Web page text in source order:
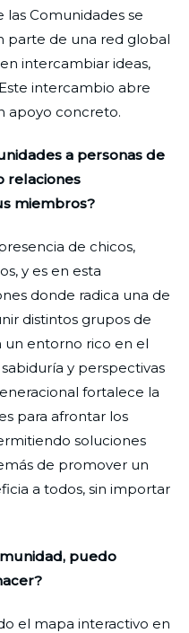
las Comunidades se
parte de una red global
intercambiar ideas,
intercambio abre
apoyo concreto.
a personas de
relaciones
miembros?
de chicos,
y es en esta
donde radica una de
distintos grupos de
un entorno rico en el
y perspectivas
fortalece la
para afrontar los
soluciones
de promover un
a todos, sin importar
puedo
el mapa interactivo en